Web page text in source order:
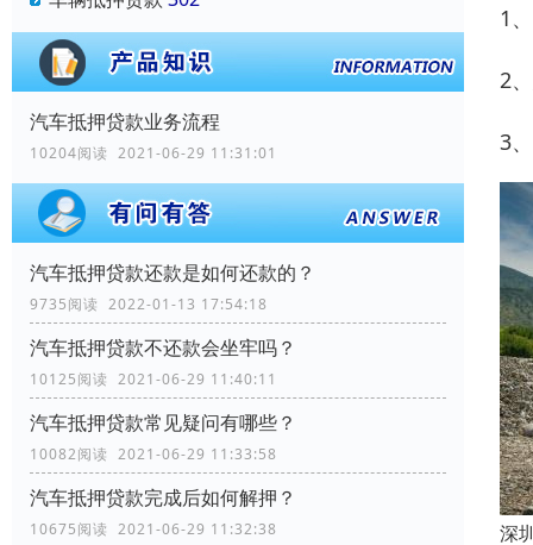
汽车抵押贷款业务流程
10204阅读 2021-06-29 11:31:01
汽车抵押贷款还款是如何还款的？
9735阅读 2022-01-13 17:54:18
汽车抵押贷款不还款会坐牢吗？
10125阅读 2021-06-29 11:40:11
汽车抵押贷款常见疑问有哪些？
10082阅读 2021-06-29 11:33:58
汽车抵押贷款完成后如何解押？
10675阅读 2021-06-29 11:32:38
1
2
3
深